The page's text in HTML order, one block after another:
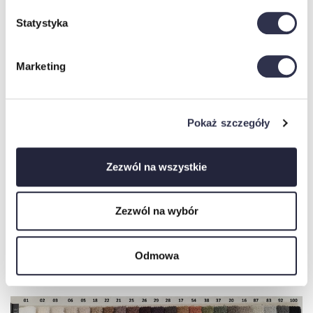
Statystyka
Marketing
Pokaż szczegóły
Zezwól na wszystkie
Zezwól na wybór
Odmowa
MATERIAŁ MONOLITH (w cenie narożnika)